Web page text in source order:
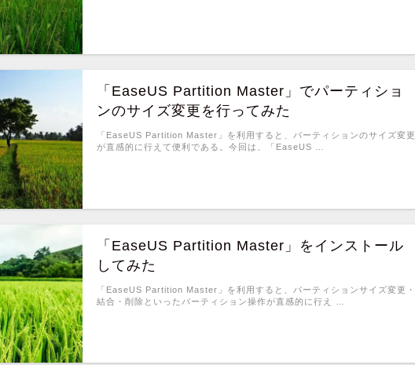
「EaseUS Partition Master」でパーティショ
ンのサイズ変更を行ってみた
「EaseUS Partition Master」を利用すると、パーティションのサイズ変更
が直感的に行えて便利である。今回は、「EaseUS …
「EaseUS Partition Master」をインストール
してみた
「EaseUS Partition Master」を利用すると、パーティションサイズ変更・
結合・削除といったパーティション操作が直感的に行え …